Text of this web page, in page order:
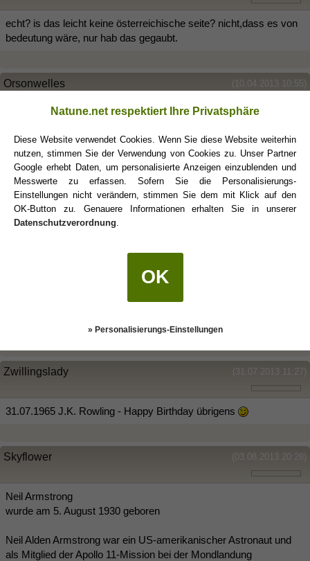
echt? is das leicht keine österreichische seite? nicht,dass es von
bedeutung wäre, nur hab das gegaubt.
(10.04.2013 10:55)
Orsonwelles
Schneckerl Herbert Prohaska :-D
8.August 1955
ich kenn ihn aus einem Fussballbuch von meinem Vater.
(31.07.2013 11:27)
Zwillingslady
31.07.1965 J.K. Rowling - Happy Birthday übrigens
(03.08.2013 20:28)
Skyflower
Neil Armstrong
wurde am 5. August 1930 geboren
Neil Alden Armstrong war ein US-amerikanischer Astronaut und
als Mitglied der Apollo 11-Mission bei der Mondlandung
Natune.net respektiert Ihre Privatsphäre
Diese Website verwendet Cookies. Wenn Sie diese Website weiterhin
nutzen, stimmen Sie der Verwendung von Cookies zu. Unser Partner
Google erhebt Daten, um personalisierte Anzeigen einzublenden und
Messwerte zu erfassen. Sofern Sie die Personalisierungs-
Einstellungen nicht verändern, stimmen Sie dem mit Klick auf den
OK-Button zu. Genauere Informationen erhalten Sie in unserer
Datenschutzverordnung
OK
» Personalisierungs-Einstellungen